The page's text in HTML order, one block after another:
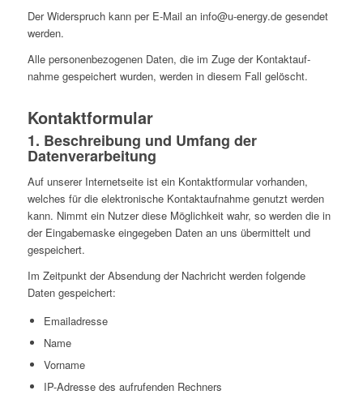
Der Wider­spruch kann per E‑Mail an info@u‑energy.de gesen­det
werden.
Alle per­so­nen­be­zo­ge­nen Daten, die im Zuge der Kon­takt­auf­
nahme gespei­chert wurden, werden in diesem Fall gelöscht.
Kon­takt­for­mu­lar
1. Beschrei­bung und Umfang der
Datenverarbeitung
Auf unserer Inter­net­seite ist ein Kon­takt­for­mu­lar vor­han­den,
welches für die elek­tro­ni­sche Kon­takt­auf­nahme genutzt werden
kann. Nimmt ein Nutzer diese Mög­lich­keit wahr, so werden die in
der Ein­ga­be­maske ein­ge­ge­ben Daten an uns über­mit­telt und
gespeichert.
Im Zeit­punkt der Absen­dung der Nach­richt werden fol­gende
Daten gespeichert:
Email­adresse
Name
Vorname
IP-Adresse des auf­ru­fen­den Rechners